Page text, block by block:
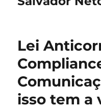
Lei
isso tem a